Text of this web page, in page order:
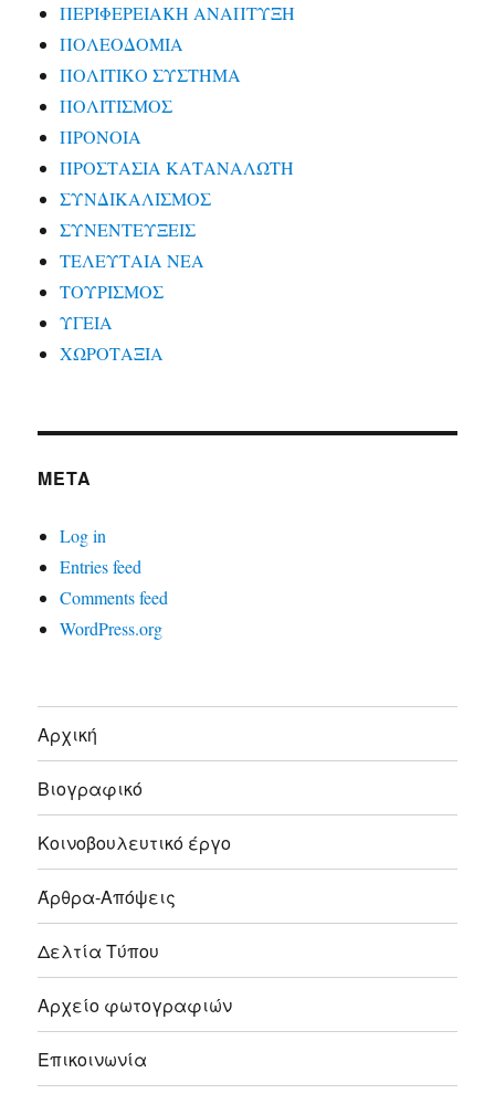
ΠΕΡΙΦΕΡΕΙΑΚΗ ΑΝΑΠΤΥΞΗ
ΠΟΛΕΟΔΟΜΙΑ
ΠΟΛΙΤΙΚΟ ΣΥΣΤΗΜΑ
ΠΟΛΙΤΙΣΜΟΣ
ΠΡΟΝΟΙΑ
ΠΡΟΣΤΑΣΙΑ ΚΑΤΑΝΑΛΩΤΗ
ΣΥΝΔΙΚΑΛΙΣΜΟΣ
ΣΥΝΕΝΤΕΥΞΕΙΣ
ΤΕΛΕΥΤΑΙΑ ΝΕΑ
ΤΟΥΡΙΣΜΟΣ
ΥΓΕΙΑ
ΧΩΡΟΤΑΞΙΑ
META
Log in
Entries feed
Comments feed
WordPress.org
Αρχική
Βιογραφικό
Κοινοβουλευτικό έργο
Άρθρα-Απόψεις
Δελτία Τύπου
Αρχείο φωτογραφιών
Επικοινωνία